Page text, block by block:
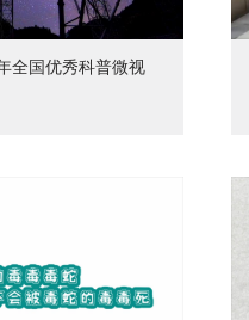
全国优秀科普微视